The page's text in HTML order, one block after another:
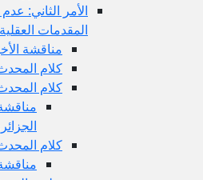
الأمر الثاني: عدم حجية القطع
المقدمات العقلية عند الأخباريين
مناقشة الأخباريين:
كلام المحدث الأسترابادي
كلام المحدث الجزائري في
مناقشة ما أفاده
كلام المحدث البحراني في
مناقشة ما أفاده